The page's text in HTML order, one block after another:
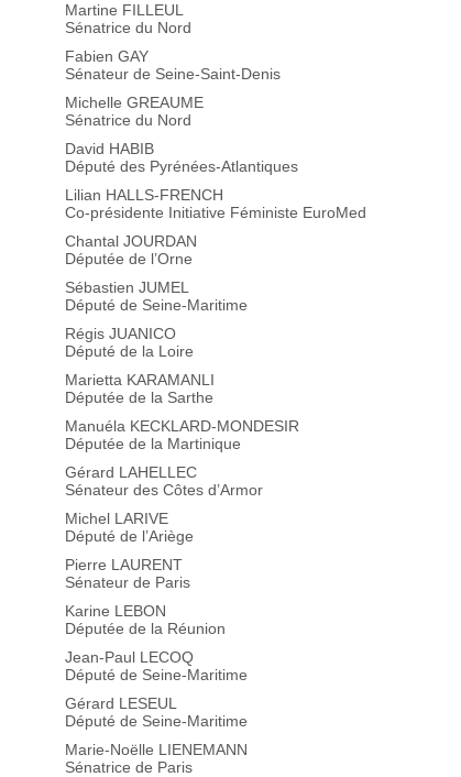
Martine FILLEUL
Sénatrice du Nord
Fabien GAY
Sénateur de Seine-Saint-Denis
Michelle GREAUME
Sénatrice du Nord
David HABIB
Député des Pyrénées-Atlantiques
Lilian HALLS-FRENCH
Co-présidente Initiative Féministe EuroMed
Chantal JOURDAN
Députée de l’Orne
Sébastien JUMEL
Député de Seine-Maritime
Régis JUANICO
Député de la Loire
Marietta KARAMANLI
Députée de la Sarthe
Manuéla KECKLARD-MONDESIR
Députée de la Martinique
Gérard LAHELLEC
Sénateur des Côtes d’Armor
Michel LARIVE
Député de l’Ariège
Pierre LAURENT
Sénateur de Paris
Karine LEBON
Députée de la Réunion
Jean-Paul LECOQ
Député de Seine-Maritime
Gérard LESEUL
Député de Seine-Maritime
Marie-Noëlle LIENEMANN
Sénatrice de Paris